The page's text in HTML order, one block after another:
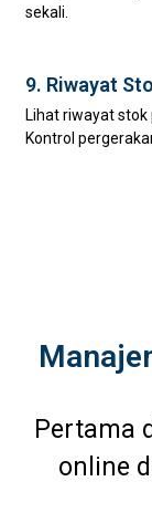
sekali.
9. Riwayat
Lihat riwayat
Kontrol
Pertama
online